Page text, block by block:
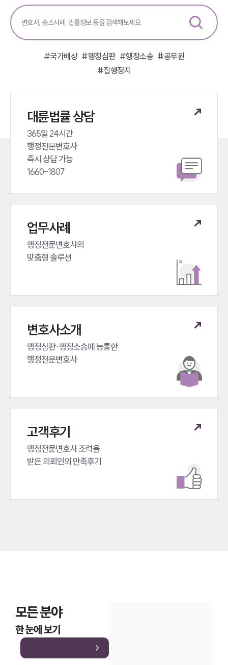
그룹소개
대륜의 강점
오시는 길
글로벌 파트너 로펌
고객의 소리
AI대륜
헌법·행정·규제·개혁그룹 업무
행정전문변호사
뉴스레터/브로슈어
세미나
대륜법률상담예약
대륜법률상담예약
#국가배상 #행정심판 #행정소송 #공무원
#집행정지
대륜법률 상담
365일 24시간
행정전문변호사
즉시 상담 가능
1660-1807
업무사례
행정전문변호사의
맞춤형 솔루션
변호사소개
행정심판·행정소송에 능통한
행정전문변호사
고객후기
행정전문변호사 조력을
받은 의뢰인의 만족후기
모든 분야
한 눈에 보기